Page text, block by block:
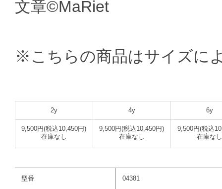
文章©MaRiet
※こちらの商品はサイズに
2y 4y 6y
9,500円(税込10,450円)
在庫なし
9,500円(税込10,450円)
在庫なし
9,500円(税込
在庫な
型番 04381